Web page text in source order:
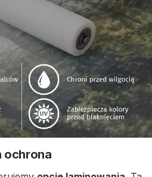
ochrona